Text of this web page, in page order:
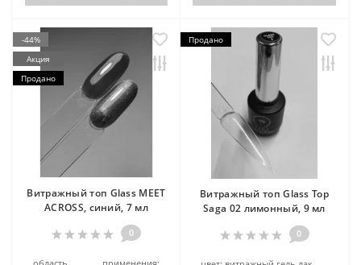
-44%
Акция
Продано
Витражный топ Glass MEET
ACROSS, синий, 7 мл
0
Продано
Витражный топ Glass Top
Saga 02 лимонный, 9 мл
0